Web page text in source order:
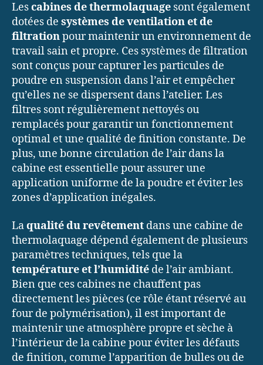
Lescabines de thermolaquage sont également
dotées de systèmes de ventilation et de
filtrationpour maintenir un environnement de
travail sain et propre. Ces systèmes de filtration
sont conçus pour capturer les particules de
poudre en suspension dans l’air et empêcher
qu’elles ne se dispersent dans l’atelier. Les
filtres sont régulièrement nettoyés ou
remplacés pour garantir un fonctionnement
optimal et une qualité de finition constante. De
plus, une bonne circulation de l’air dans la
cabine est essentielle pour assurer une
application uniforme de la poudre et éviter les
zones d’application inégales.
Laqualité du revêtement dans une cabine de
thermolaquage dépend également de plusieurs
paramètres techniques, tels que la
température et l’humidité de l’air ambiant.
Bien que ces cabines ne chauffent pas
directement les pièces (ce rôle étant réservé au
four de polymérisation), il est important de
maintenir une atmosphère propre et sèche à
l’intérieur de la cabine pour éviter les défauts
de finition, comme l’apparition de bulles ou de